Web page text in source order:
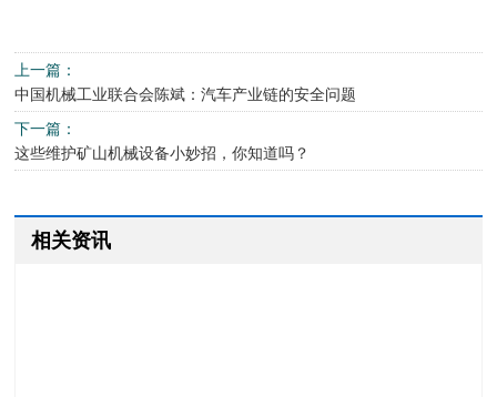
上一篇：
中国机械工业联合会陈斌：汽车产业链的安全问题
下一篇：
这些维护矿山机械设备小妙招，你知道吗？
相关资讯